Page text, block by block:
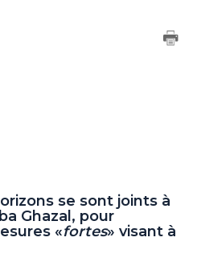
se sont joints à
Ghazal, pour
«fortes» visant à